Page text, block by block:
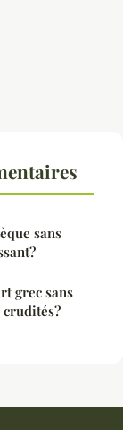
sans
grec sans
crudités?